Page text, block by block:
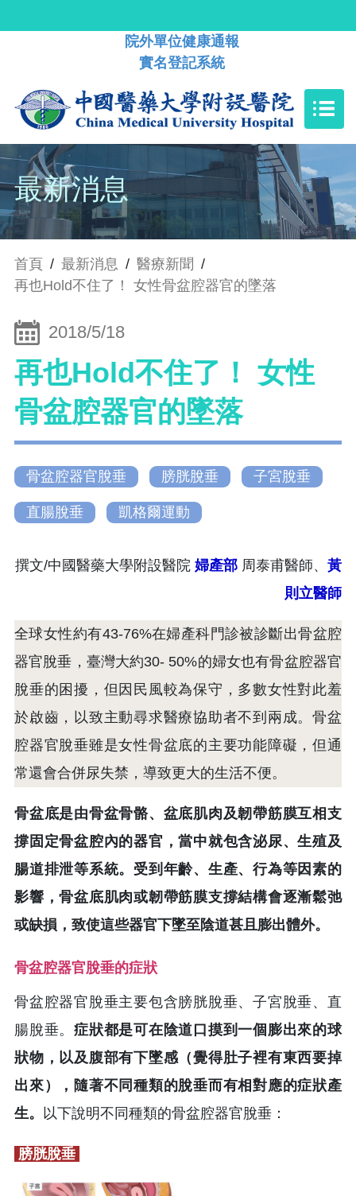
院外單位健康通報
實名登記系統
最新消息
首頁 / 最新消息 / 醫療新聞 /
再也Hold不住了！ 女性骨盆腔器官的墜落
2018/5/18
再也Hold不住了！ 女性
骨盆腔器官的墜落
骨盆腔器官脫垂 膀胱脫垂 子宮脫垂
直腸脫垂 凱格爾運動
撰文/中國醫藥大學附設醫院 婦產部 周泰甫醫師、 黃
則立醫師
全球女性約有43-76%在婦產科門診被診斷出骨盆腔
器官脫垂，臺灣大約30- 50%的婦女也有骨盆腔器官
脫垂的困擾，但因民風較為保守，多數女性對此羞
於啟齒，以致主動尋求醫療協助者不到兩成。骨盆
腔器官脫垂雖是女性骨盆底的主要功能障礙，但通
常還會合併尿失禁，導致更大的生活不便。
骨盆底是由骨盆骨骼、盆底肌肉及韌帶筋膜互相支
撐固定骨盆腔內的器官，當中就包含泌尿、生殖及
腸道排泄等系統。受到年齡、生產、行為等因素的
影響，骨盆底肌肉或韌帶筋膜支撐結構會逐漸鬆弛
或缺損，致使這些器官下墜至陰道甚且膨出體外。
骨盆腔器官脫垂的症狀
骨盆腔器官脫垂主要包含膀胱脫垂、子宮脫垂、直
腸脫垂。症狀都是可在陰道口摸到一個膨出來的球
狀物，以及腹部有下墜感（覺得肚子裡有東西要掉
出來），隨著不同種類的脫垂而有相對應的症狀產
生。
以下說明不同種類的骨盆腔器官脫垂：
膀胱脫垂